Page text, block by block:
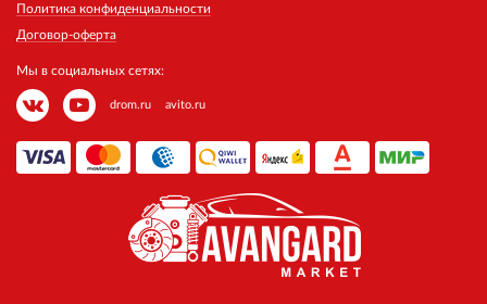
Политика конфиденциальности
Договор-оферта
Мы в социальных сетях:
drom.ru avito.ru